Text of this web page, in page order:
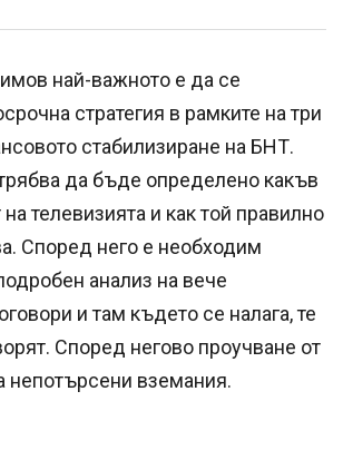
най-важното е да се
стратегия в рамките на три
стабилизиране на БНТ.
да бъде определено какъв
телевизията и как той правилно
Според него е необходим
анализ на вече
и там където се налага, те
Според негово проучване от
непотърсени вземания.